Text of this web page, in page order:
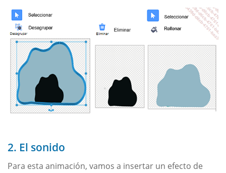
2. El sonido
Para esta animación, vamos a insertar un efecto de